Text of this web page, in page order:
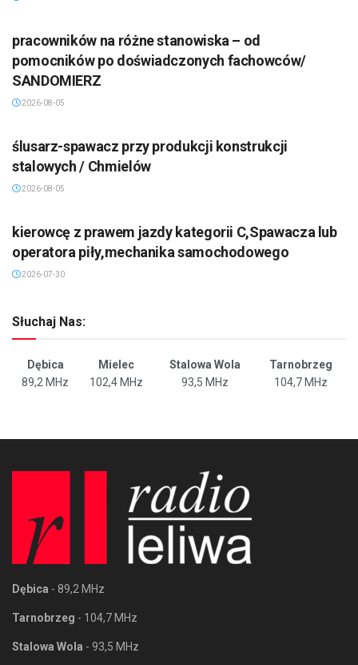
pracowników na różne stanowiska – od
pomocników po doświadczonych fachowców/
SANDOMIERZ
2026-08-05
ślusarz-spawacz przy produkcji konstrukcji
stalowych / Chmielów
2026-08-05
kierowcę z prawem jazdy kategorii C,Spawacza lub
operatora piły,mechanika samochodowego
2026-07-30
Słuchaj Nas:
Dębica Mielec Stalowa Wola
Tarnobrzeg
89,2 MHz
102,4 MHz 93,5 MHz 104,7 MHz
Dębica - 89,2 MHz
Tarnobrzeg - 104,7 MHz
Stalowa Wola - 93,5 MHz